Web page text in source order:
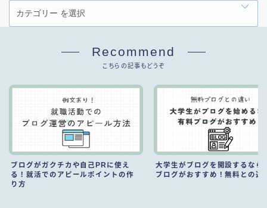
Recommend
こちらの記事もどうぞ
ブログがガクチカや自己PRに使え
る！就活でのアピールポイントの作
り方
大学生がブログを開設するなら
ブログがおすすめ！無料との違